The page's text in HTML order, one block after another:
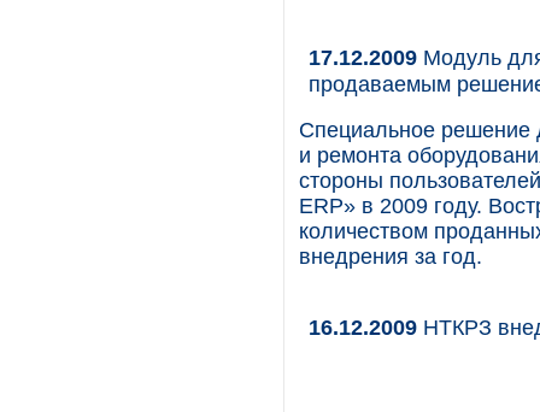
17.12.2009 Модуль
продаваемым
Специальное решение
и ремонта
стороны
ERP» в 2009 году.
количеством
внедрения за год.
16.12.2009 НТКРЗ